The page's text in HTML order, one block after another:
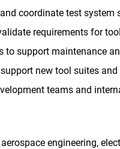
coordinate test
requirements for
to support maintenance
new tool suites
teams and
engineering,